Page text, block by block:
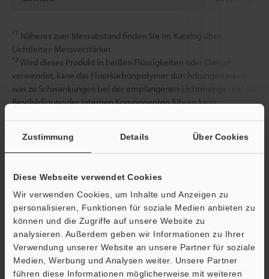
Zustimmung Details Über Cookies
Diese Webseite verwendet Cookies
Wir verwenden Cookies, um Inhalte und Anzeigen zu
personalisieren, Funktionen für soziale Medien anbieten zu
können und die Zugriffe auf unsere Website zu
analysieren. Außerdem geben wir Informationen zu Ihrer
Verwendung unserer Website an unsere Partner für soziale
Medien, Werbung und Analysen weiter. Unsere Partner
führen diese Informationen möglicherweise mit weiteren
*1 Näheres zum Messabstand finden Sie im Katalog über
Lichtleiter-Messverstärker.
*2 Wird dieses Produkt in heißen Flüssigkeiten oder Dampf
verwendet, kann das Fluorkarbonpolymer durchdrungen werden,
was zu Schwankungen bei der empfangenen Lichtmenge und zur
Beschädigung der internen Komponenten führen kann.
betragen.
*4Bei einer Umgebungstemperatur von über 60 °C darf die
betragen.
Datenblatt (PDF)
Andere Modelle